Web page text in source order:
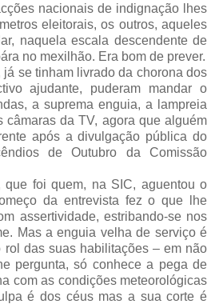
nacionais de indignação lhes
eleitorais, os outros, aqueles
naquela escala descendente de
no mexilhão. Era bom de prever.
já se tinham livrado da chorona dos
ajudante, puderam mandar o
a suprema enguia, a lampreia
câmaras da TV, agora que alguém
após a divulgação pública do
de Outubro da Comissão
que foi quem, na SIC, aguentou o
da entrevista fez o que lhe
assertividade, estribando-se nos
Mas a enguia velha de serviço é
rol das suas habilitações – em não
pergunta, só conhece a pega de
com as condições meteorológicas
é dos céus mas a sua corte é